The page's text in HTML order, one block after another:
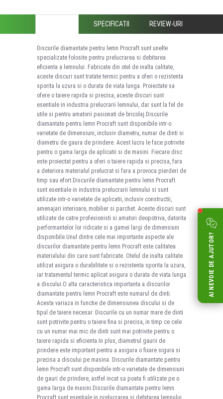
SPECIFICATII REVIEW-URI
Discurile diamantate pentru lemn Procraft sunt unelte
specializate folosite pentru prelucrarea si debitarea
eficienta a lemnului. Fabricate din otel de inalta calitate,
aceste discuri sunt tratate termic pentru a oferi o rezistenta
sporita la uzura si o durata de viata lunga. Proiectate sa
ofere o taiere rapida si precisa, aceste discuri sunt
esentiale in industria prelucrarii lemnului, dar sunt la fel de
utile si pentru amatorii pasionati de bricolaj.Discurile
diamantate pentru lemn Procraft sunt disponibile intr-o
varietate de dimensiuni, inclusiv diametru, numar de dinti si
diametru de gaura de prindere. Acest lucru le face potrivite
pentru o gama larga de aplicatii si de masini. Fiecare disc
este proiectat pentru a oferi o taiere rapida si precisa, fara
a deteriora materialul prelucrat si fara a provoca pierderi de
timp sau efort.Discurile diamantate pentru lemn Procraft
sunt esentiale in industria prelucrarii lemnului si sunt
utilizate intr-o varietate de aplicatii, inclusiv constructii,
amenajari interioare, mobilier si parchet. Aceste discuri sunt
utilizate de catre profesionisti si amatori deopotriva, datorita
performantelor lor ridicate si a gamei largi de dimensiuni
disponibile.Unul dintre cele mai importante aspecte ale
discurilor diamantate pentru lemn Procraft este calitatea
materialului din care sunt fabricate. Otelul de inalta calitate
utilizat asigura o durabilitate si o rezistenta sporita la uzura,
iar tratamentul termic aplicat asigura o durata de viata lunga
a discului.O alta caracteristica importanta a discurilor
diamantate pentru lemn Procraft este numarul de dinti.
Acesta variaza in functie de dimensiunea discului si de
tipul de taiere necesar. Discurile cu un numar mare de dinti
sunt potrivite pentru o taiere fina si precisa, in timp ce cele
cu un numar mai mic de dinti sunt mai potrivite pentru o
taiere rapida si eficienta.In plus, diametrul gaurii de
prindere este important pentru a asigura o fixare sigura si
precisa a discului pe masina. Discurile diamantate pentru
lemn Procraft sunt disponibile intr-o varietate de dimensiuni
de gauri de prindere, astfel incat sa poata fi utilizate pe o
gama larga de masini.Discurile diamantate pentru lemn
Procraft sunt esentiale in prelucrarea si debitarea lemnului
AI NEVOIE DE AJUTOR?